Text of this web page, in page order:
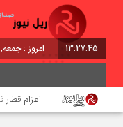
13:27:46 امروز : جمعه, ۱۶ مرداد , ۱۴۰۵
اعزام قطار